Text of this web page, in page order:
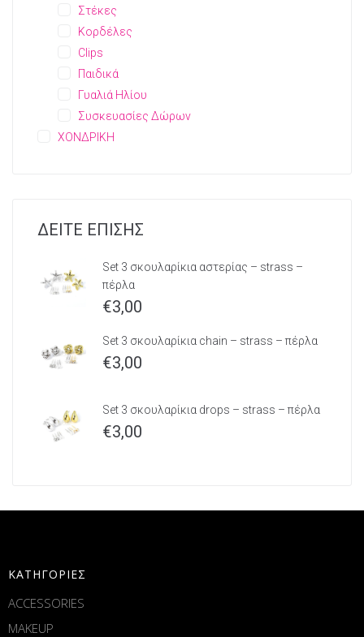
Στέκες
Κορδέλες
Clips
Παιδικά
Γυαλιά Ηλίου
Συσκευασίες Δώρων
ΧΟΝΔΡΙΚΗ
ΔΕΙΤΕ ΕΠΙΣΗΣ
Set 3 σκουλαρίκια αστερίας – strass –
πέρλα
€3,00
Set 3 σκουλαρίκια chain – strass – πέρλα
€3,00
Set 3 σκουλαρίκια drops – strass – πέρλα
€3,00
ΚΑΤΗΓΟΡΙΕΣ
ACCESSORIES
MAKEUP